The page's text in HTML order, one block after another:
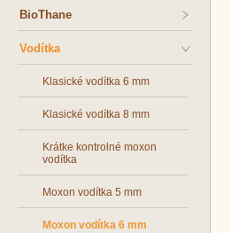
BioThane
Vodítka
Klasické vodítka 6 mm
Klasické vodítka 8 mm
Krátke kontrolné moxon
vodítka
Moxon vodítka 5 mm
Moxon vodítka 6 mm